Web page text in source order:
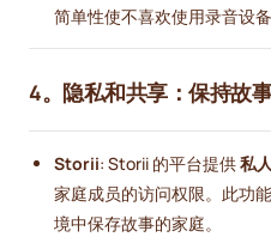
简单性使不喜欢使用录音设
4。隐私和共享：保持故
Storii: Storii 的平台提供私
家庭成员的访问权限。此功
境中保存故事的家庭。